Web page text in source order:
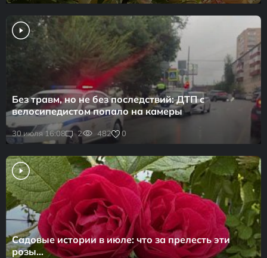
30 июля 16:08 2 482 0
Без травм, но не без последствий: ДТП с
велосипедистом попало на камеры
Садовые истории в июле: что за прелесть эти
розы…